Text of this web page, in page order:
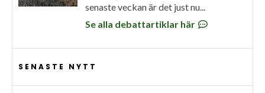
senaste veckan är det just nu...
Se alla debattartiklar här
SENASTE NYTT